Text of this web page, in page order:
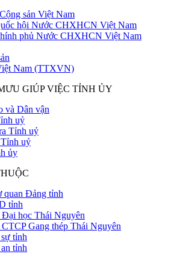
sản Việt Nam
hội Nước CHXHCN Việt Nam
phủ Nước CHXHCN Việt Nam
Nam (TTXVN)
GIÚP VIỆC TỈNH ỦY
và Dân vận
uỷ
Tỉnh uỷ
uỷ
ủy
quan Đảng tỉnh
tỉnh
học Thái Nguyên
Gang thép Thái Nguyên
tỉnh
tỉnh